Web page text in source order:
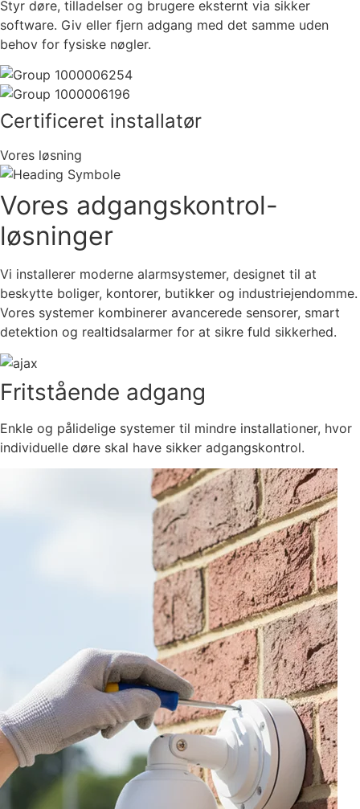
Styr døre, tilladelser og brugere eksternt via sikker
software. Giv eller fjern adgang med det samme uden
behov for fysiske nøgler.
Certificeret installatør
Vores løsning
Vores adgangskontrol-
løsninger
Vi installerer moderne alarmsystemer, designet til at
beskytte boliger, kontorer, butikker og industriejendomme.
Vores systemer kombinerer avancerede sensorer, smart
detektion og realtidsalarmer for at sikre fuld sikkerhed.
Fritstående adgang
Enkle og pålidelige systemer til mindre installationer, hvor
individuelle døre skal have sikker adgangskontrol.